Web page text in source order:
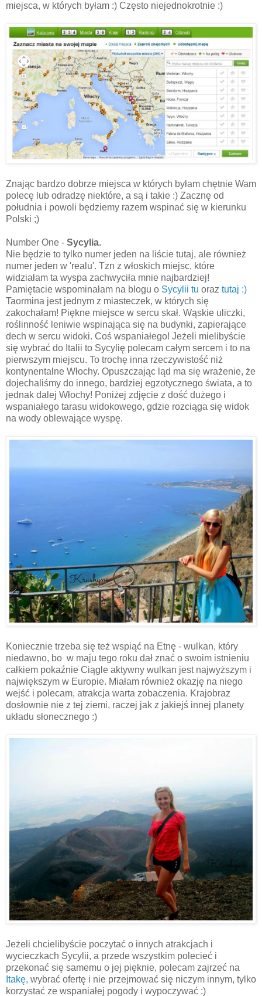
miejsca, w których byłam :) Często niejednokrotnie :)
Znając bardzo dobrze miejsca w których byłam chętnie Wam
polecę lub odradzę niektóre, a są i takie :) Zacznę od
południa i powoli będziemy razem wspinać się w kierunku
Polski ;)
Number One - Sycylia.
Nie będzie to tylko numer jeden na liście tutaj, ale również
numer jeden w 'realu'. Tzn z włoskich miejsc, które
widziałam ta wyspa zachwyciła mnie najbardziej!
Pamiętacie wspominałam na blogu o Sycylii tu oraz tutaj :)
Taormina jest jednym z miasteczek, w których się
zakochałam! Piękne miejsce w sercu skał. Wąskie uliczki,
roślinność leniwie wspinająca się na budynki, zapierające
dech w sercu widoki. Coś wspaniałego! Jeżeli mielibyście
się wybrać do Italii to Sycylię polecam całym sercem i to na
pierwszym miejscu. To trochę inna rzeczywistość niż
kontynentalne Włochy. Opuszczając ląd ma się wrażenie, że
dojechaliśmy do innego, bardziej egzotycznego świata, a to
jednak dalej Włochy! Poniżej zdjęcie z dość dużego i
wspaniałego tarasu widokowego, gdzie rozciąga się widok
na wody oblewające wyspę.
Koniecznie trzeba się też wspiąć na Etnę - wulkan, który
niedawno, bo w maju tego roku dał znać o swoim istnieniu
całkiem pokaźnie Ciągle aktywny wulkan jest najwyższym i
największym w Europie. Miałam również okazję na niego
wejść i polecam, atrakcja warta zobaczenia. Krajobraz
dosłownie nie z tej ziemi, raczej jak z jakiejś innej planety
układu słonecznego :)
Jeżeli chcielibyście poczytać o innych atrakcjach i
wycieczkach Sycylii, a przede wszystkim polecieć i
przekonać się samemu o jej pięknie, polecam zajrzeć na
Itakę, wybrać ofertę i nie przejmować się niczym innym, tylko
korzystać ze wspaniałej pogody i wypoczywać :)